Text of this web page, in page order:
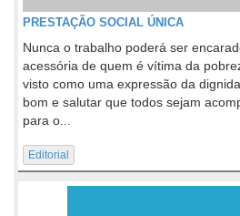
PRESTAÇÃO SOCIAL ÚNICA
Nunca o trabalho poderá ser
acessória de quem é vítima da
visto como uma expressão da
bom e salutar que todos sejam
para o...
Editorial